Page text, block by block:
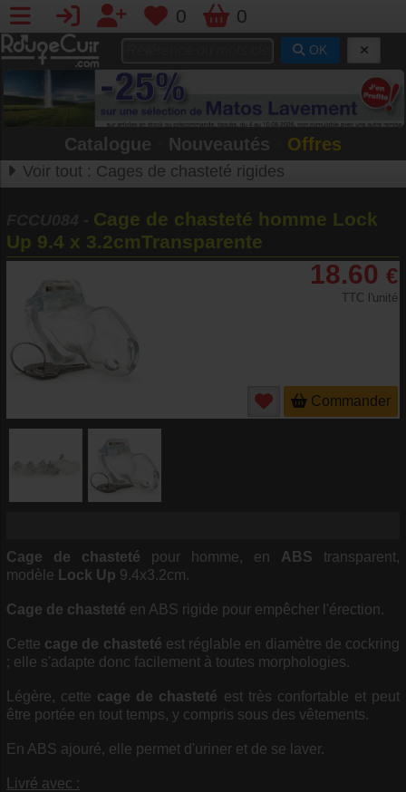
0 0
OK
Catalogue Nouveautés Offres
Voir tout : Cages de chasteté rigides
Cage de chasteté homme Lock
Up 9.4 x 3.2cmTransparente
18.60 €
TTC l'unité
Commander
Cage de chasteté pour homme, en ABS transparent,
modèle Lock Up 9.4x3.2cm.
Cage de chasteté en ABS rigide pour empêcher l'érection.
Cette cage de chasteté est réglable en diamètre de cockring
; elle s'adapte donc facilement à toutes morphologies.
Légère, cette cage de chasteté est très confortable et peut
être portée en tout temps, y compris sous des vêtements.
En ABS ajouré, elle permet d'uriner et de se laver.
Livré avec :